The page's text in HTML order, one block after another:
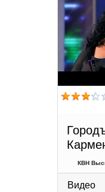
КВН
Видео